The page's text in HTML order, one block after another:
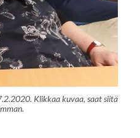
Klikkaa kuvaa, saat siitä